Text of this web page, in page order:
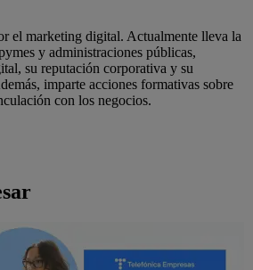
el marketing digital. Actualmente lleva la
y administraciones públicas,
su reputación corporativa y su
imparte acciones formativas sobre
con los negocios.